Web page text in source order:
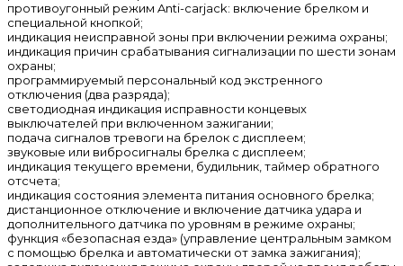
противоугонный режим Anti-carjack: включение брелком и
специальной кнопкой;
индикация неисправной зоны при включении режима охраны;
индикация причин срабатывания сигнализации по шести зонам
охраны;
программируемый персональный код экстренного
отключения (два разряда);
светодиодная индикация исправности концевых
выключателей при включенном зажигании;
подача сигналов тревоги на брелок с дисплеем;
звуковые или вибросигналы брелка с дисплеем;
индикация текущего времени, будильник, таймер обратного
отсчета;
индикация состояния элемента питания основного брелка;
дистанционное отключение и включение датчика удара и
дополнительного датчика по уровням в режиме охраны;
функция «безопасная езда» (управление центральным замком
с помощью брелка и автоматически от замка зажигания);